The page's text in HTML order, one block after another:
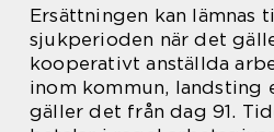
Ersättningen kan lämnas
sjukperioden när det
kooperativt anställda
inom kommun, landsting
gäller det från dag 91.